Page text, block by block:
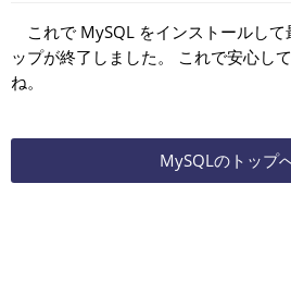
これで MySQL をインストールして
ップが終了しました。 これで安心し
ね。
MySQLのトップ